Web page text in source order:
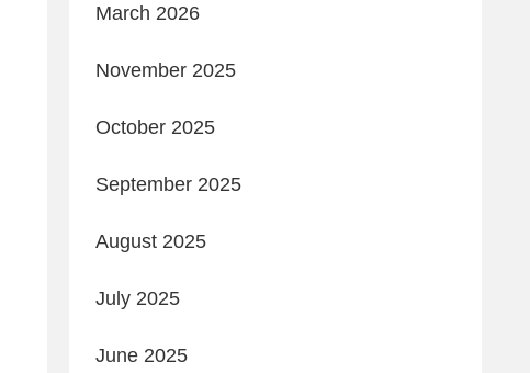
March 2026
November 2025
October 2025
September 2025
August 2025
July 2025
June 2025